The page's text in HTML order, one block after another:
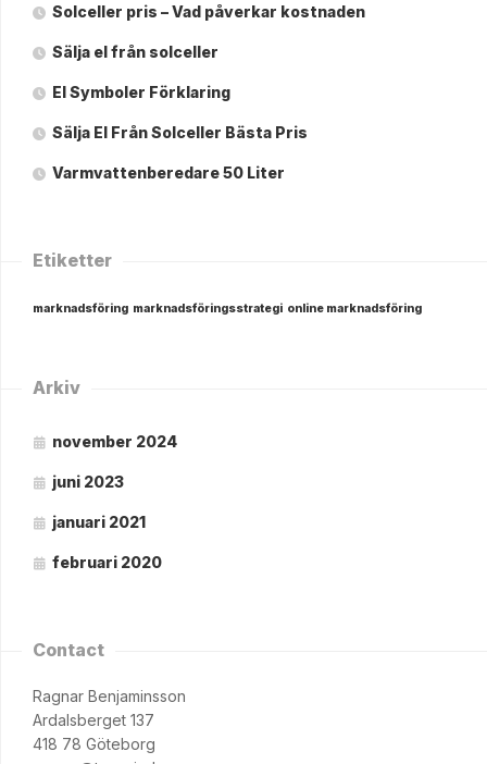
Solceller pris – Vad påverkar kostnaden
Sälja el från solceller
El Symboler Förklaring
Sälja El Från Solceller Bästa Pris
Varmvattenberedare 50 Liter
Etiketter
marknadsföring marknadsföringsstrategi online marknadsföring
Arkiv
november 2024
juni 2023
januari 2021
februari 2020
Contact
Ragnar Benjaminsson
Ardalsberget 137
418 78 Göteborg